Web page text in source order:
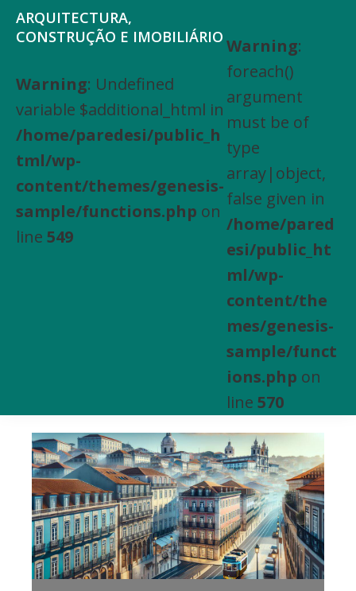
Saltar
para
menu
principal
Skip
content
ARQUITECTURA,
CONSTRUÇÃO E IMOBILIÁRIO
Engenharia
Civil,
Actividades
especializadas
de
construção,
Arrendamento
de
Bens
Imóveis
Warning: Undefined
variable $additional_html in
/home/paredesi/public_h
tml/wp-
content/themes/genesis-
sample/functions.php on
line 549
Warning:
foreach()
argument
must be of
type
array|object,
false given in
/home/pared
esi/public_ht
ml/wp-
content/the
mes/genesis-
sample/funct
ions.php on
line570